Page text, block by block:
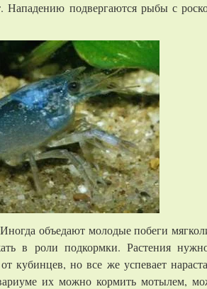
Нападению подвергаются рыбы с
объедают молодые побеги
в роли подкормки. Растения
кубинцев, но все же успевает
их можно кормить мотылем,